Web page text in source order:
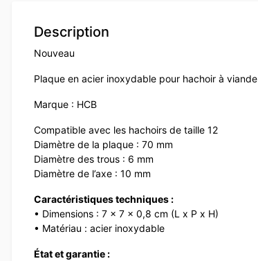
Description
Nouveau
Plaque en acier inoxydable pour hachoir à viande
Marque : HCB
Compatible avec les hachoirs de taille 12
Diamètre de la plaque : 70 mm
Diamètre des trous : 6 mm
Diamètre de l’axe : 10 mm
Caractéristiques techniques :
• Dimensions : 7 x 7 x 0,8 cm (L x P x H)
• Matériau : acier inoxydable
État et garantie :